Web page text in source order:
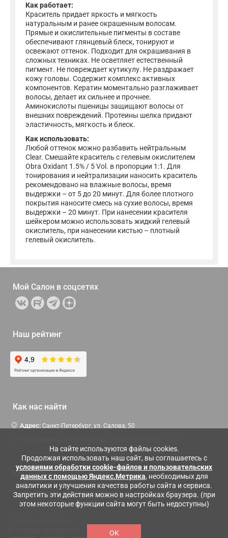
На сайте используются файлы cookies.
Продолжая использовать наш сайт, вы соглашаетесь с
условиями обработки cookie-файлов и пользовательских
данных с помощью Яндекс.Метрика, необходимых для
аналитики и улучшения качества работы сайта и сервиса.
Запретить эти действия можно в настройках браузера. (при
этом некоторые функции сайта могут быть недоступны)
OK
Как работает:
Краситель придает яркость и мягкость
натуральным и ранее окрашенным волосам.
Прямые и окислительные пигменты в составе
обеспечивают глянцевый блеск, тонируют и
освежают оттенок. Подходит для окрашивания в
сложных техниках. Не осветляет естественный
пигмент. Не повреждает кутикулу. Не раздражает
кожу головы. Содержит комплекс активных
компонентов. Кератин моментально разглаживает
волосы, делает их сильнее и прочнее.
Аминокислоты пшеницы защищают волосы от
внешних повреждений. Протеины шелка придают
эластичность, мягкость и блеск.
Как использовать:
Любой оттенок можно разбавить нейтральным
Clear. Смешайте краситель с гелевым окислителем
Obra Oxidant 1.5% / 5 Vol. в пропорции 1:1. Для
тонирования и нейтрализации наносить краситель
рекомендовано на влажные волосы, время
выдержки – от 5 до 20 минут. Для более плотного
покрытия наносите смесь на сухие волосы, время
выдержки – 20 минут. При нанесении красителя
шейкером можно использовать жидкий гелевый
окислитель, при нанесении кистью – плотный
гелевый окислитель.
Мой Салон в соцсетях
Наш рейтинг
Как нас найти
Адрес: Санкт-Петербург, ул. Салова, 50
Контактная информация
Служба поддержки: Заказать обратный звонок